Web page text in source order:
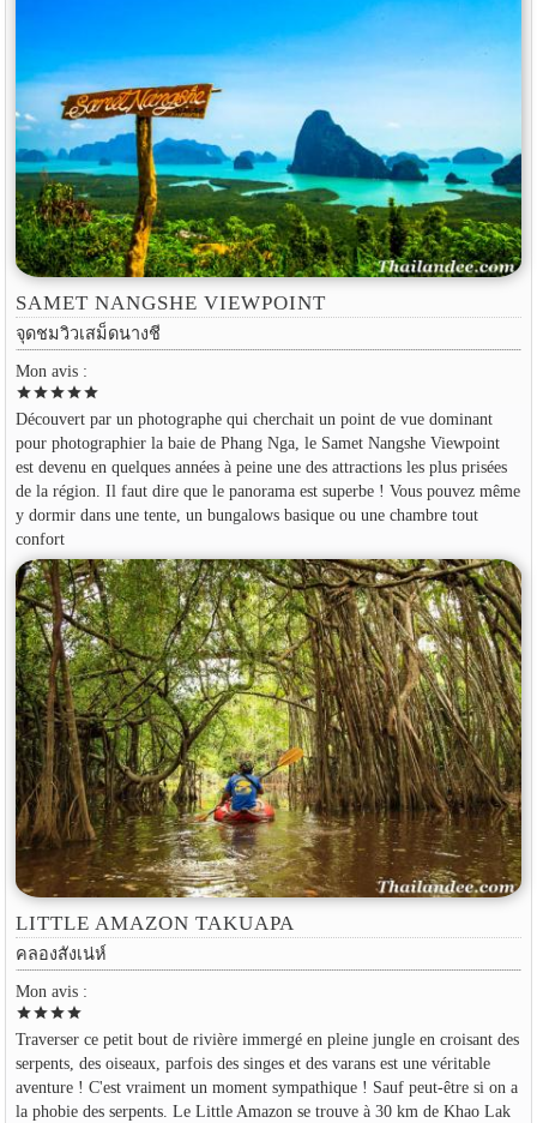
SAMET NANGSHE VIEWPOINT
จุดชมวิวเสม็ดนางชี
Mon avis :
starstarstarstarstar
Découvert par un photographe qui cherchait un point de vue dominant
pour photographier la baie de Phang Nga, le Samet Nangshe Viewpoint
est devenu en quelques années à peine une des attractions les plus prisées
de la région. Il faut dire que le panorama est superbe ! Vous pouvez même
y dormir dans une tente, un bungalows basique ou une chambre tout
confort
LITTLE AMAZON TAKUAPA
คลองสังเน่ห์
Mon avis :
starstarstarstar
Traverser ce petit bout de rivière immergé en pleine jungle en croisant des
serpents, des oiseaux, parfois des singes et des varans est une véritable
aventure ! C'est vraiment un moment sympathique ! Sauf peut-être si on a
la phobie des serpents. Le Little Amazon se trouve à 30 km de Khao Lak